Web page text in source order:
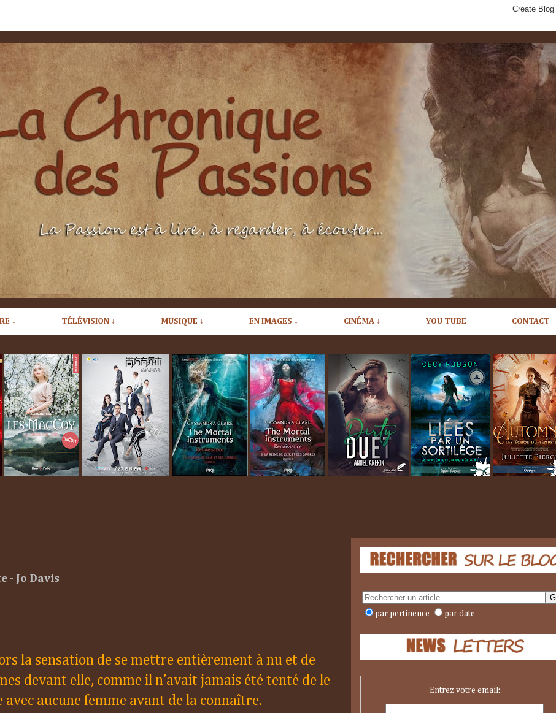
↓ TÉLÉVISION ↓ MUSIQUE ↓ EN IMAGES ↓ CINÉMA ↓ YOU TUBE CONTACT
- Jo Davis
la sensation de se mettre entièrement à nu et de
devant elle, comme il n’avait jamais été tenté de le
avec aucune femme avant de la connaître.
par pertinence par date
Entrez votre email: